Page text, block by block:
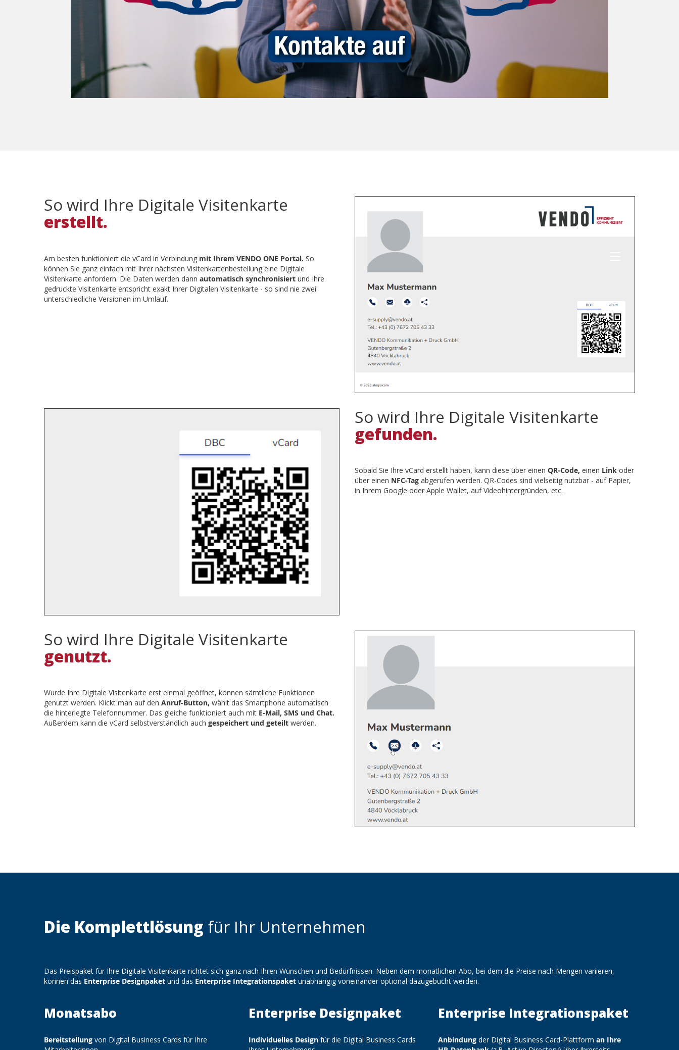
So wird Ihre Digitale Visitenkarte
erstellt.
Am besten funktioniert die vCard in Verbindung mit Ihrem VENDO ONE Portal. So
können Sie ganz einfach mit Ihrer nächsten Visitenkartenbestellung eine Digitale
Visitenkarte anfordern. Die Daten werden dann automatisch synchronisiert und Ihre
gedruckte Visitenkarte entspricht exakt Ihrer Digitalen Visitenkarte - so sind nie zwei
unterschiedliche Versionen im Umlauf.
So wird Ihre Digitale Visitenkarte
gefunden.
Sobald Sie Ihre vCard erstellt haben, kann diese über einen QR-Code, einen Link oder
über einen NFC-Tag abgerufen werden. QR-Codes sind vielseitig nutzbar - auf Papier,
in Ihrem Google oder Apple Wallet, auf Videohintergründen, etc.
So wird Ihre Digitale Visitenkarte
genutzt.
Wurde Ihre Digitale Visitenkarte erst einmal geöffnet, können sämtliche Funktionen
genutzt werden. Klickt man auf den Anruf-Button, wählt das Smartphone automatisch
die hinterlegte Telefonnummer. Das gleiche funktioniert auch mit E-Mail, SMS und Chat.
Außerdem kann die vCard selbstverständlich auch gespeichert und geteilt werden.
Die Komplettlösung für Ihr Unternehmen
Das Preispaket für Ihre Digitale Visitenkarte richtet sich ganz nach Ihren Wünschen und Bedürfnissen. Neben dem monatlichen Abo, bei dem die Preise nach Mengen variieren,
können das Enterprise Designpaket und das Enterprise Integrationspaket unabhängig voneinander optional dazugebucht werden.
Monatsabo
Bereitstellung von Digital Business Cards für Ihre
Enterprise Designpaket
Individuelles Designfür die Digital Business Cards
Enterprise Integrationspaket
Anbindungder Digital Business Card-Plattform an Ihre